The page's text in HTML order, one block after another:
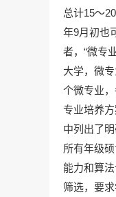
总计15～
年9月初也
者，“微专
大学，微
个微专业
专业培养
中列出了
所有年级
能力和算
筛选，要